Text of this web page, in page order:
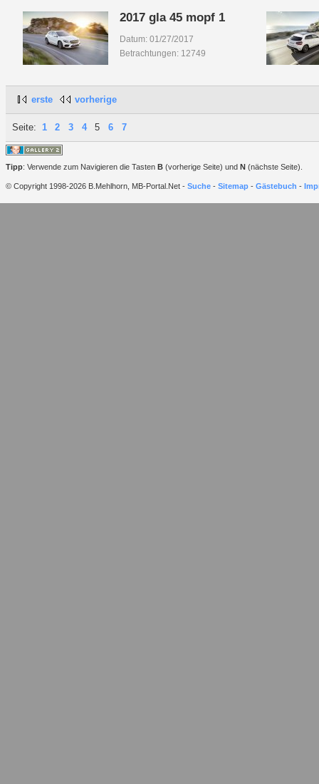
2017 gla 45 mopf 1
Datum: 01/27/2017
Betrachtungen: 12749
erste vorherige
Seite: 1 2 3 4 5 6 7
Tipp: Verwende zum Navigieren die Tasten B (vorherige Seite) und N (nächste Seite).
© Copyright 1998-2026 B.Mehlhorn, MB-Portal.Net - Suche - Sitemap - Gästebuch -